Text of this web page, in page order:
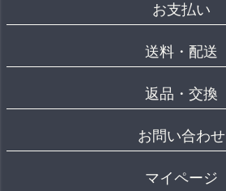
お支払い
送料・配送
返品・交換
お問い合わせ
マイページ